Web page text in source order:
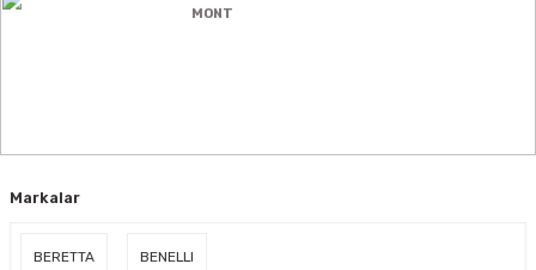
PEDLERİ
Anasayfa MONT
Markalar
BERETTA BENELLI